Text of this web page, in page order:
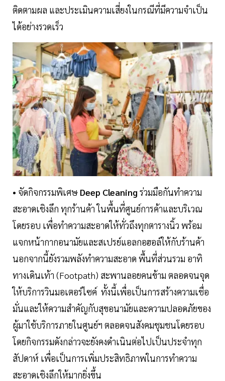
ติดตามผล และประเมินความเสี่ยงในกรณีที่มีความจำเป็น
ได้อย่างรวดเร็ว
• จัดกิจกรรมพิเศษ Deep Cleaning ร่วมมือกันทำความ
สะอาดเชิงลึก ทุกร้านค้า ในพื้นที่ศูนย์การค้าและบริเวณ
โดยรอบ เพื่อทำความสะอาดให้ทั่วถึงทุกตารางนิ้ว พร้อม
แจกหน้ากากอนามัยและสเปรย์แอลกอฮอล์ให้กับร้านค้า
นอกจากนี้ยังรวมพลังทำความสะอาด พื้นที่ส่วนรวม อาทิ
ทางเดินเท้า (Footpath) สะพานลอยคนข้าม ตลอดจนจุด
ให้บริการวินมอเตอร์ไซค์ ทั้งนี้เพื่อเป็นการสร้างความเชื่อ
มั่นและให้ความสำคัญกับสุขอนามัยและความปลอดภัยของ
ผู้มาใช้บริการภายในศูนย์ฯ ตลอดจนสังคมชุมชนโดยรอบ
โดยกิจกรรมดังกล่าวจะยังคงดำเนินต่อไปเป็นประจำทุก
สัปดาห์ เพื่อเป็นการเพิ่มประสิทธิภาพในการทำความ
สะอาดเชิงลึกให้มากยิ่งขึ้น